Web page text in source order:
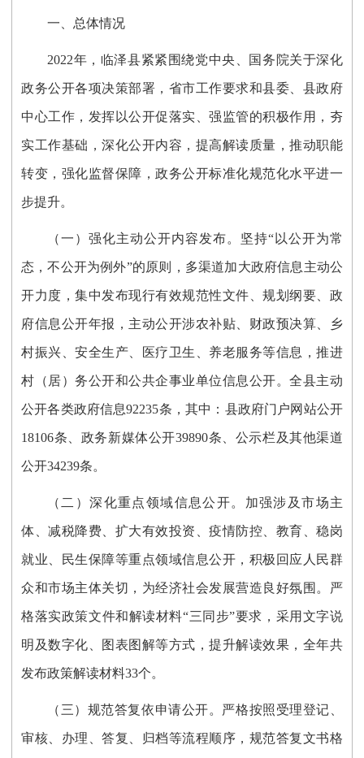
一、总体情况
2022年，临泽县紧紧围绕党中央、国务院关于深化
政务公开各项决策部署，省市工作要求和县委、县政府
中心工作，发挥以公开促落实、强监管的积极作用，夯
实工作基础，深化公开内容，提高解读质量，推动职能
转变，强化监督保障，政务公开标准化规范化水平进一
步提升。
（一）强化主动公开内容发布。 坚持“以公开为常
态，不公开为例外”的原则，多渠道加大政府信息主动公
开力度，集中发布现行有效规范性文件、规划纲要、政
府信息公开年报，主动公开涉农补贴、财政预决算、乡
村振兴、安全生产、医疗卫生、养老服务等信息，推进
村（居）务公开和公共企事业单位信息公开。全县主动
公开各类政府信息92235条，其中：县政府门户网站公开
18106条、政务新媒体公开39890条、公示栏及其他渠道
公开34239条。
（二）深化重点领域信息公开。 加强涉及市场主
体、减税降费、扩大有效投资、疫情防控、教育、稳岗
就业、民生保障等重点领域信息公开，积极回应人民群
众和市场主体关切，为经济社会发展营造良好氛围。严
格落实政策文件和解读材料“三同步”要求，采用文字说
明及数字化、图表图解等方式，提升解读效果，全年共
发布政策解读材料33个。
（三）规范答复依申请公开。 严格按照受理登记、
审核、办理、答复、归档等流程顺序，规范答复文书格